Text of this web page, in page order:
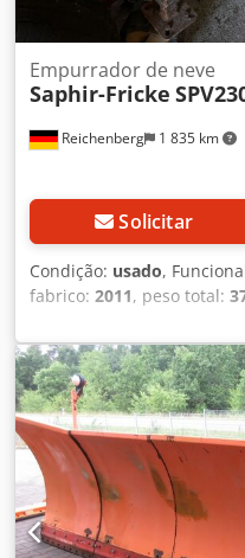
Reichenberg 1 835 km
Empurrador de neve
Saphir-Fricke
Solicitar
Condição: usado,
fabrico: 2011, peso total:
Estamos oferecendo esta
SPV2301G, ano de
fabricação: 2011 Peso
180 bar Número de série:
mm Chodpfx Ahjzakvzj
juntamente com um trator
de 10 anos em um leilão.
permanece guardada,
dúvidas ou precisar de
para nos enviar uma